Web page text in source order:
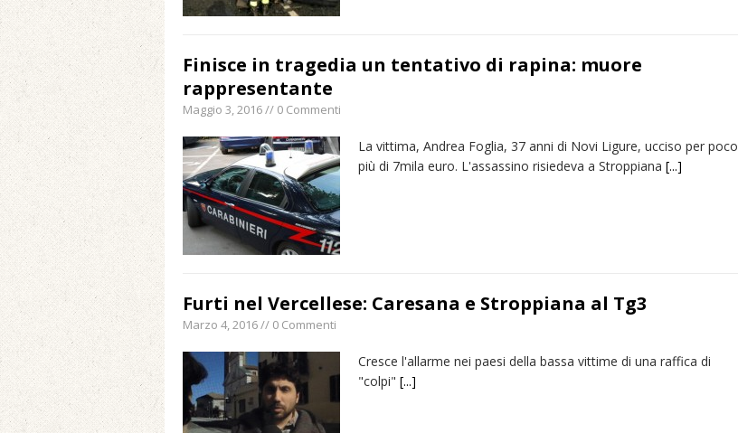
Finisce in tragedia un tentativo di rapina: muore
rappresentante
Maggio 3, 2016 // 0 Commenti
La vittima, Andrea Foglia, 37 anni di Novi Ligure, ucciso per poco
più di 7mila euro. L'assassino risiedeva a Stroppiana [...]
Furti nel Vercellese: Caresana e Stroppiana al Tg3
Marzo 4, 2016 // 0 Commenti
Cresce l'allarme nei paesi della bassa vittime di una raffica di
"colpi" [...]